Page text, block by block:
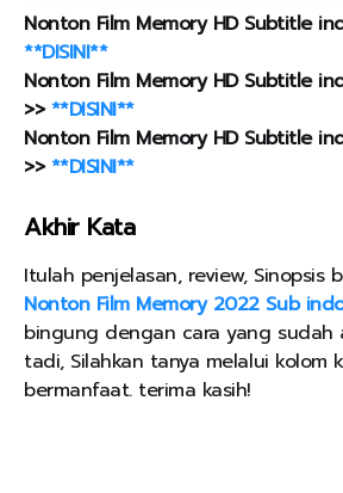
Nonton Film Memory HD Subtitle
**DISINI**
Nonton Film Memory HD Subtitle
>>**DISINI**
Nonton Film Memory HD Subtitle
>>**DISINI**
Akhir Kata
Itulah penjelasan, review, Sinopsis
Nonton Film Memory 2022 Sub
bingung dengan cara yang sudah
tadi, Silahkan tanya melalui kolom
bermanfaat. terima kasih!